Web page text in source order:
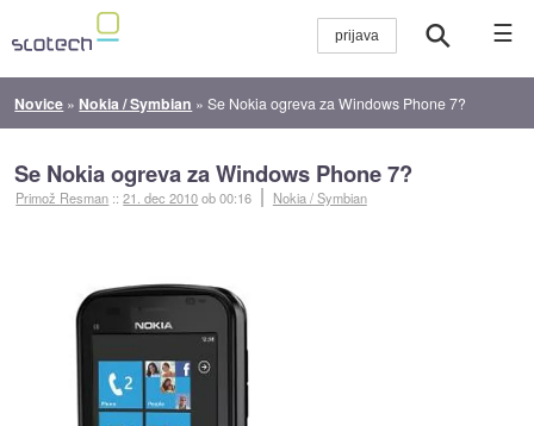
☰
Novice » Nokia / Symbian »Se Nokia ogreva za Windows Phone 7?
Se Nokia ogreva za Windows Phone 7?
Primož Resman ::21. dec 2010ob 00:16 Nokia / Symbian